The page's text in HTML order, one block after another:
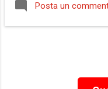
Posta un